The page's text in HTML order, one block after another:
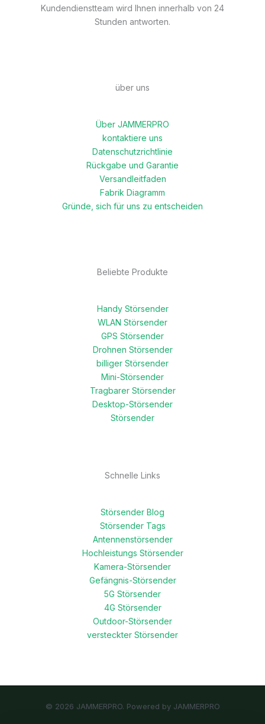
Kundendienstteam wird Ihnen innerhalb von 24
Stunden antworten.
über uns
Über JAMMERPRO
kontaktiere uns
Datenschutzrichtlinie
Rückgabe und Garantie
Versandleitfaden
Fabrik Diagramm
Gründe, sich für uns zu entscheiden
Beliebte Produkte
Handy Störsender
WLAN Störsender
GPS Störsender
Drohnen Störsender
billiger Störsender
Mini-Störsender
Tragbarer Störsender
Desktop-Störsender
Störsender
Schnelle Links
Störsender Blog
Störsender Tags
Antennenstörsender
Hochleistungs Störsender
Kamera-Störsender
Gefängnis-Störsender
5G Störsender
4G Störsender
Outdoor-Störsender
versteckter Störsender
© 2026 JAMMERPRO. Powered by JAMMERPRO